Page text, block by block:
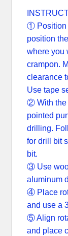
① Position
position
where you
crampon.
clearance
Use tape
② With the
pointed
drilling.
for drill bit
bit.
③ Use
aluminum
④ Place
and use a
⑤ Align
and place